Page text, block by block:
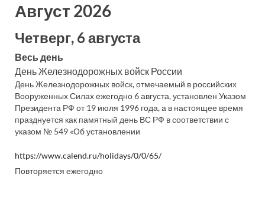
Август 2026
Четверг, 6 августа
Весь день
День Железнодорожных войск России
День Железнодорожных войск, отмечаемый в российских
Вооруженных Силах ежегодно 6 августа, установлен Указом
Президента РФ от 19 июля 1996 года, а в настоящее время
празднуется как памятный день ВС РФ в соответствии с
указом № 549 «Об установлении
https://www.calend.ru/holidays/0/0/65/
Повторяется ежегодно